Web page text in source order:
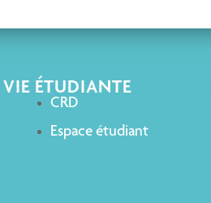
VIE ÉTUDIANTE
CRD
Espace étudiant